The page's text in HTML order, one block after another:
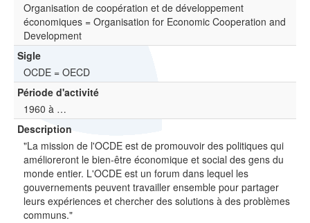
Organisation de coopération et de développement
économiques = Organisation for Economic Cooperation and
Development
Sigle
OCDE = OECD
Période d'activité
1960 à …
Description
"La mission de l'OCDE est de promouvoir des politiques qui
amélioreront le bien-être économique et social des gens du
monde entier. L'OCDE est un forum dans lequel les
gouvernements peuvent travailler ensemble pour partager
leurs expériences et chercher des solutions à des problèmes
communs."